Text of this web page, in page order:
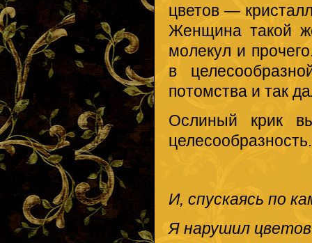
цветов —
Женщина такой
молекул и
в
потомства и так
Ослиный крик
целесообразность.
И, спускаясь по
Я нарушил